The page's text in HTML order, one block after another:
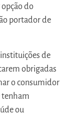
do
portador de
de
obrigadas
o consumidor
tenham
ou